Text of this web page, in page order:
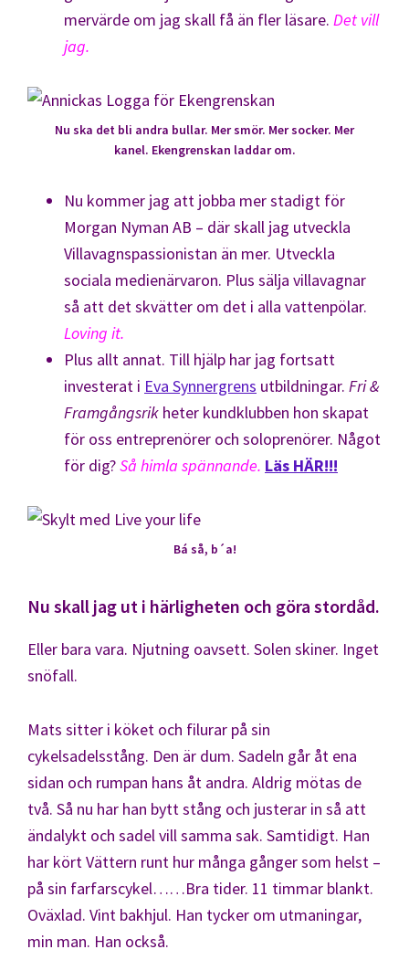
mervärde om jag skall få än fler läsare. Det vill
jag.
Nu ska det bli andra bullar. Mer smör. Mer socker. Mer
kanel. Ekengrenskan laddar om.
Nu kommer jag att jobba mer stadigt för
Morgan Nyman AB – där skall jag utveckla
Villavagnspassionistan än mer. Utveckla
sociala medienärvaron. Plus sälja villavagnar
så att det skvätter om det i alla vattenpölar.
Loving it.
Plus allt annat. Till hjälp har jag fortsatt
investerat i Eva Synnergrens utbildningar. Fri &
Framgångsrik heter kundklubben hon skapat
för oss entreprenörer och soloprenörer. Något
för dig?Så himla spännande. Läs HÄR!!!
Bá så, b´a!
Nu skall jag ut i härligheten och göra stordåd.
Eller bara vara. Njutning oavsett. Solen skiner. Inget
snöfall.
Mats sitter i köket och filurar på sin
cykelsadelsstång. Den är dum. Sadeln går åt ena
sidan och rumpan hans åt andra. Aldrig mötas de
två. Så nu har han bytt stång och justerar in så att
ändalykt och sadel vill samma sak. Samtidigt. Han
har kört Vättern runt hur många gånger som helst –
på sin farfarscykel……Bra tider. 11 timmar blankt.
Oväxlad. Vint bakhjul. Han tycker om utmaningar,
min man. Han också.